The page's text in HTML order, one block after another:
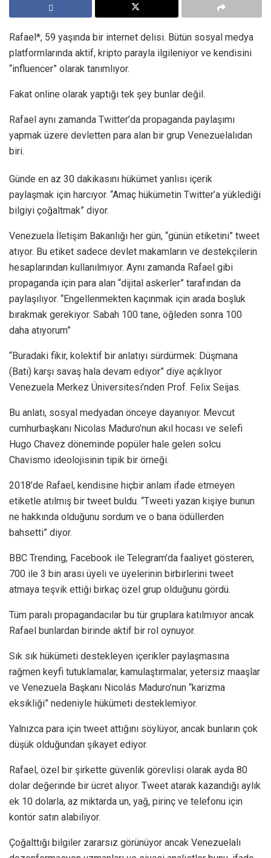
Rafael*, 59 yaşında bir internet delisi. Bütün sosyal medya
platformlarında aktif, kripto parayla ilgileniyor ve kendisini
“influencer” olarak tanımlıyor.
Fakat online olarak yaptığı tek şey bunlar değil.
Rafael aynı zamanda Twitter’da propaganda paylaşımı
yapmak üzere devletten para alan bir grup Venezuelalıdan
biri.
Günde en az 30 dakikasını hükümet yanlısı içerik
paylaşmak için harcıyor. “Amaç hükümetin Twitter’a yüklediği
bilgiyi çoğaltmak” diyor.
Venezuela İletişim Bakanlığı her gün, “günün etiketini” tweet
atıyor. Bu etiket sadece devlet makamların ve destekçilerin
hesaplarından kullanılmıyor. Aynı zamanda Rafael gibi
propaganda için para alan “dijital askerler” tarafından da
paylaşılıyor. “Engellenmekten kaçınmak için arada boşluk
bırakmak gerekiyor. Sabah 100 tane, öğleden sonra 100
daha atıyorum”
“Buradaki fikir, kolektif bir anlatıyı sürdürmek: Düşmana
(Batı) karşı savaş hala devam ediyor” diye açıklıyor
Venezuela Merkez Üniversitesi’nden Prof. Felix Seijas.
Bu anlatı, sosyal medyadan önceye dayanıyor. Mevcut
cumhurbaşkanı Nicolas Maduro’nun akıl hocası ve selefi
Hugo Chavez döneminde popüler hale gelen solcu
Chavismo ideolojisinin tipik bir örneği.
2018’de Rafael, kendisine hiçbir anlam ifade etmeyen
etiketle atılmış bir tweet buldu. “Tweeti yazan kişiye bunun
ne hakkında olduğunu sordum ve o bana ödüllerden
bahsetti” diyor.
BBC Trending, Facebook ile Telegram’da faaliyet gösteren,
700 ile 3 bin arası üyeli ve üyelerinin birbirlerini tweet
atmaya teşvik ettiği birkaç özel grup olduğunu gördü.
Tüm paralı propagandacılar bu tür gruplara katılmıyor ancak
Rafael bunlardan birinde aktif bir rol oynuyor.
Sık sık hükümeti destekleyen içerikler paylaşmasına
rağmen keyfi tutuklamalar, kamulaştırmalar, yetersiz maaşlar
ve Venezuela Başkanı Nicolás Maduro’nun “karizma
eksikliği” nedeniyle hükümeti desteklemiyor.
Yalnızca para için tweet attığını söylüyor, ancak bunların çok
düşük olduğundan şikayet ediyor.
Rafael, özel bir şirkette güvenlik görevlisi olarak ayda 80
dolar değerinde bir ücret alıyor. Tweet atarak kazandığı aylık
ek 10 dolarla, az miktarda un, yağ, pirinç ve telefonu için
kontör satın alabiliyor.
Çoğalttığı bilgiler zararsız görünüyor ancak Venezuelalı